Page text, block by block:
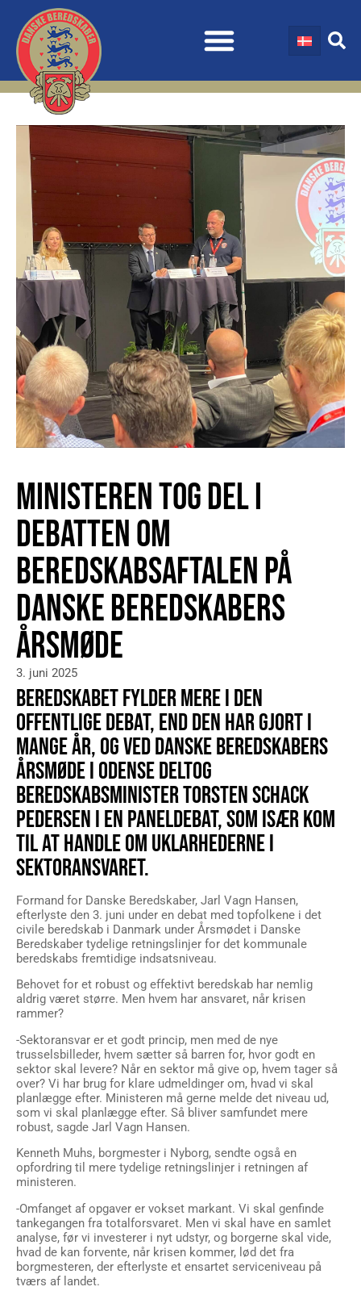
MINISTEREN TOG DEL I
DEBATTEN OM
BEREDSKABSAFTALEN PÅ
DANSKE BEREDSKABERS
ÅRSMØDE
3. juni 2025
BEREDSKABET FYLDER MERE I DEN
OFFENTLIGE DEBAT, END DEN HAR GJORT I
MANGE ÅR, OG VED DANSKE BEREDSKABERS
ÅRSMØDE I ODENSE DELTOG
BEREDSKABSMINISTER TORSTEN SCHACK
PEDERSEN I EN PANELDEBAT, SOM ISÆR KOM
TIL AT HANDLE OM UKLARHEDERNE I
SEKTORANSVARET.
Formand for Danske Beredskaber, Jarl Vagn Hansen,
efterlyste den 3. juni under en debat med topfolkene i det
civile beredskab i Danmark under Årsmødet i Danske
Beredskaber tydelige retningslinjer for det kommunale
beredskabs fremtidige indsatsniveau.
Behovet for et robust og effektivt beredskab har nemlig
aldrig været større. Men hvem har ansvaret, når krisen
rammer?
-Sektoransvar er et godt princip, men med de nye
trusselsbilleder, hvem sætter så barren for, hvor godt en
sektor skal levere? Når en sektor må give op, hvem tager så
over? Vi har brug for klare udmeldinger om, hvad vi skal
planlægge efter. Ministeren må gerne melde det niveau ud,
som vi skal planlægge efter. Så bliver samfundet mere
robust, sagde Jarl Vagn Hansen.
Kenneth Muhs, borgmester i Nyborg, sendte også en
opfordring til mere tydelige retningslinjer i retningen af
ministeren.
-Omfanget af opgaver er vokset markant. Vi skal genfinde
tankegangen fra totalforsvaret. Men vi skal have en samlet
analyse, før vi investerer i nyt udstyr, og borgerne skal vide,
hvad de kan forvente, når krisen kommer, lød det fra
borgmesteren, der efterlyste et ensartet serviceniveau på
tværs af landet.